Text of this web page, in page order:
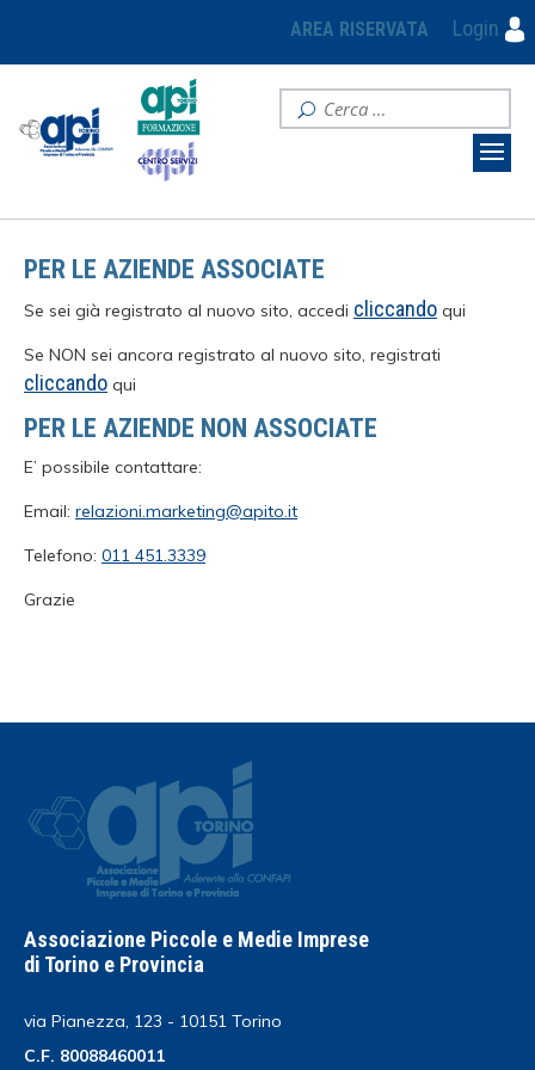
AREA RISERVATA Login
PER LE AZIENDE ASSOCIATE
Se sei già registrato al nuovo sito, accedi cliccando qui
Se NON sei ancora registrato al nuovo sito, registrati
cliccando qui
PER LE AZIENDE NON ASSOCIATE
E’ possibile contattare:
Email: relazioni.marketing@apito.it
Telefono: 011 451.3339
Grazie
Associazione Piccole e Medie Imprese
di Torino e Provincia
via Pianezza, 123 - 10151 Torino
C.F. 80088460011